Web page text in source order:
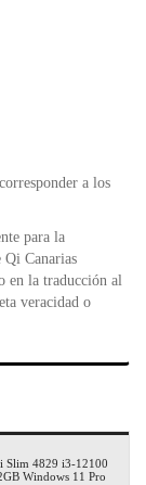
a los
para la
Qi Canarias
en la traducción al
veracidad o
Slim 4829 i3-12100
Windows 11 Pro